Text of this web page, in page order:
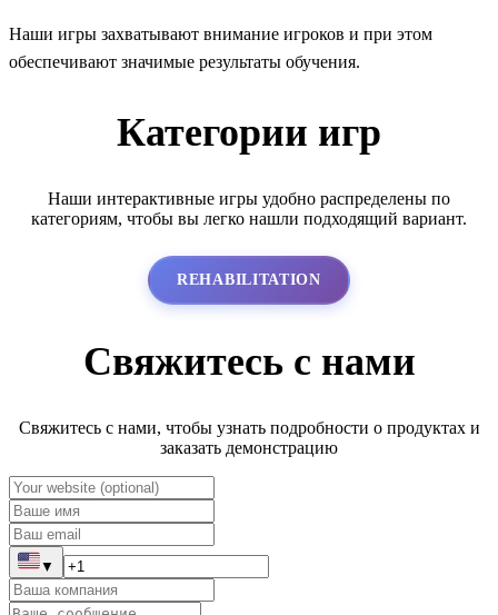
Наши игры захватывают внимание игроков и при этом
обеспечивают значимые результаты обучения.
Категории игр
Наши интерактивные игры удобно распределены по
категориям, чтобы вы легко нашли подходящий вариант.
REHABILITATION
Свяжитесь с нами
Свяжитесь с нами, чтобы узнать подробности о продуктах и
заказать демонстрацию
▼